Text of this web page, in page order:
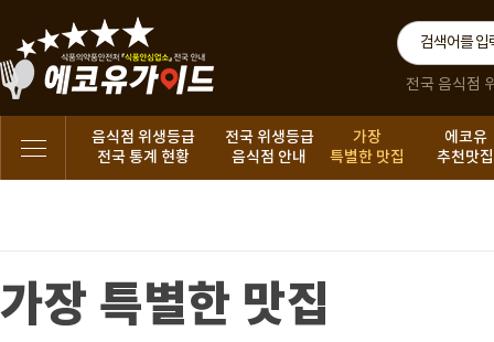
전국 음식점
음식점 위생등급
전국 통계 현황
전국 위생등급
음식점 안내
가장
특별한 맛집
에코유
추천맛집
가장 특별한 맛집